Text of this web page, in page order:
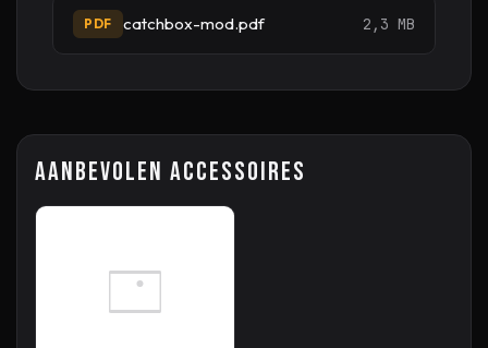
PDF catchbox-mod.pdf 2,3 MB
Aanbevolen accessoires